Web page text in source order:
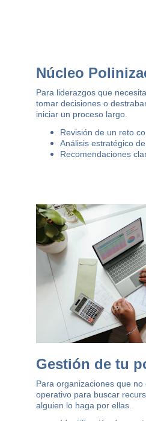
Núcleo
Para liderazgos que
tomar decisiones o
iniciar un proceso largo.
Revisión de un reto
Análisis estratégico
Recomendaciones
Gestión de tu
Para organizaciones que
operativo para buscar
alguien lo haga por ellas.